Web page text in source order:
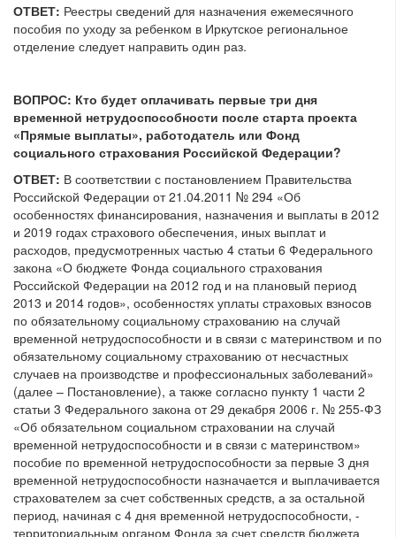
ОТВЕТ: Реестры сведений для назначения ежемесячного
пособия по уходу за ребенком в Иркутское региональное
отделение следует направить один раз.
ВОПРОС: Кто будет оплачивать первые три дня
временной нетрудоспособности после старта проекта
«Прямые выплаты», работодатель или Фонд
социального страхования Российской Федерации?
ОТВЕТ: В соответствии с постановлением Правительства
Российской Федерации от 21.04.2011 № 294 «Об
особенностях финансирования, назначения и выплаты в 2012
и 2019 годах страхового обеспечения, иных выплат и
расходов, предусмотренных частью 4 статьи 6 Федерального
закона «О бюджете Фонда социального страхования
Российской Федерации на 2012 год и на плановый период
2013 и 2014 годов», особенностях уплаты страховых взносов
по обязательному социальному страхованию на случай
временной нетрудоспособности и в связи с материнством и по
обязательному социальному страхованию от несчастных
случаев на производстве и профессиональных заболеваний»
(далее – Постановление), а также согласно пункту 1 части 2
статьи 3 Федерального закона от 29 декабря 2006 г. № 255-ФЗ
«Об обязательном социальном страховании на случай
временной нетрудоспособности и в связи с материнством»
пособие по временной нетрудоспособности за первые 3 дня
временной нетрудоспособности назначается и выплачивается
страхователем за счет собственных средств, а за остальной
период, начиная с 4 дня временной нетрудоспособности, -
территориальным органом Фонда за счет средств бюджета